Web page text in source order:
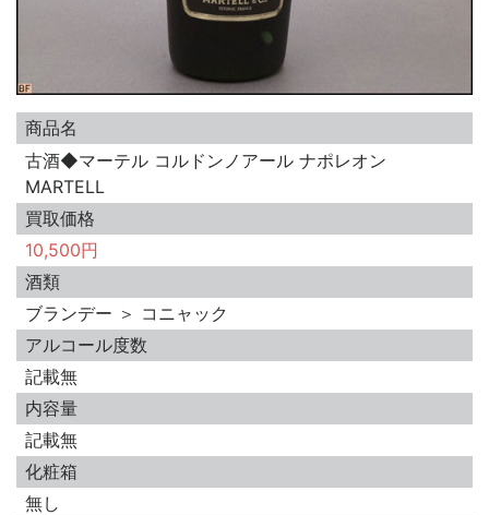
商品名
古酒◆マーテル コルドンノアール ナポレオン
MARTELL
買取価格
10,500円
酒類
ブランデー ＞ コニャック
アルコール度数
記載無
内容量
記載無
化粧箱
無し